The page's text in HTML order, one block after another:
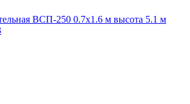
ВСП-250 0.7х1.6 м высота 5.1 м